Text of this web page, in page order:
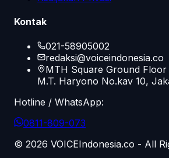
Kontak
021-58905002
redaksi@voiceindonesia.co
MTH Square Ground
M.T. Haryono No.kav 10,
Hotline / WhatsApp:
0811-809-073
© 2026 VOICEIndonesia.co - All